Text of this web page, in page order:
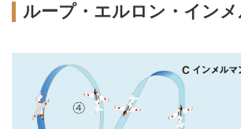
ループ・エルロン・イン